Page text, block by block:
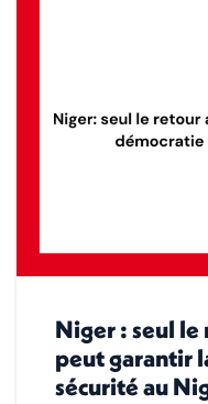
Niger : seul
peut garantir
sécurité au